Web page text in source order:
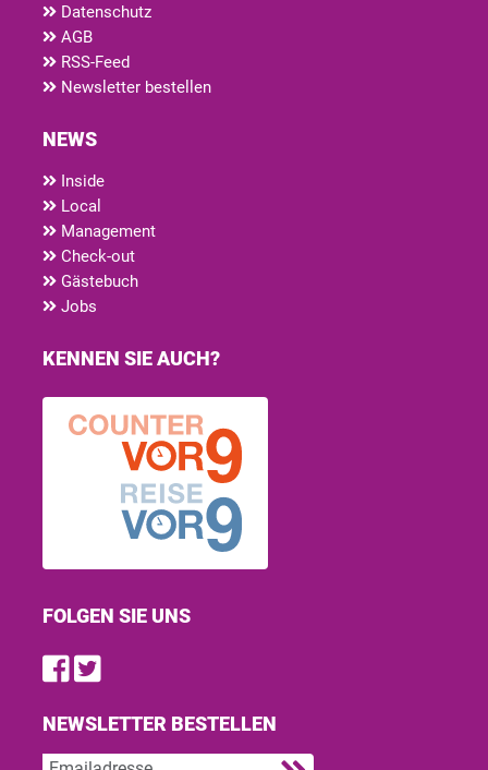
Datenschutz
AGB
RSS-Feed
Newsletter bestellen
NEWS
Inside
Local
Management
Check-out
Gästebuch
Jobs
KENNEN SIE AUCH?
FOLGEN SIE UNS
Find us on Facebook
Follow us on Twitter
NEWSLETTER BESTELLEN